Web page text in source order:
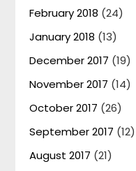
February 2018 (24)
January 2018 (13)
December 2017 (19)
November 2017 (14)
October 2017 (26)
September 2017 (12)
August 2017 (21)